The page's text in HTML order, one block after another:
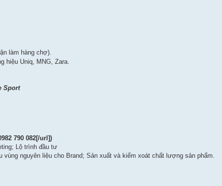
làm hàng chợ).
hiệu Uniq, MNG, Zara.
Sport
790 082[/url])
Lộ trình đầu tư
nguyên liệu cho Brand; Sản xuất và kiểm xoát chất lượng sản phẩm.